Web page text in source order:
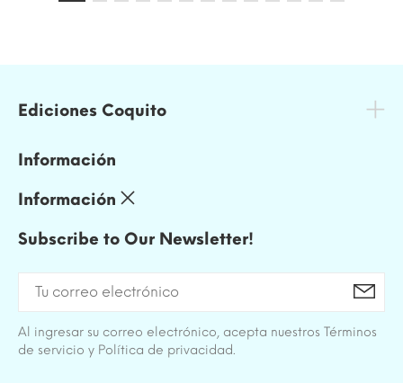
Ediciones Coquito
Información
Información
Subscribe to Our Newsletter!
Al ingresar su correo electrónico, acepta nuestros Términos
de servicio y Política de privacidad.